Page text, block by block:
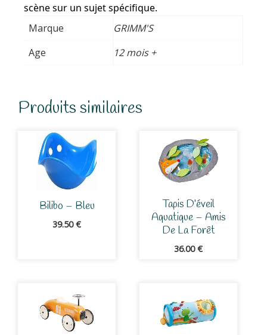
scène sur un sujet spécifique.
Marque
GRIMM'S
Age
12 mois +
Produits similaires
Bilibo – Bleu
39.50€
Tapis D’éveil
Aquatique – Amis
De La Forêt
36.00€